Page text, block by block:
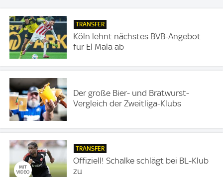
TRANSFER
Köln lehnt nächstes BVB-Angebot
für El Mala ab
Der große Bier- und Bratwurst-
Vergleich der Zweitliga-Klubs
TRANSFER
Offiziell! Schalke schlägt bei BL-Klub
zu